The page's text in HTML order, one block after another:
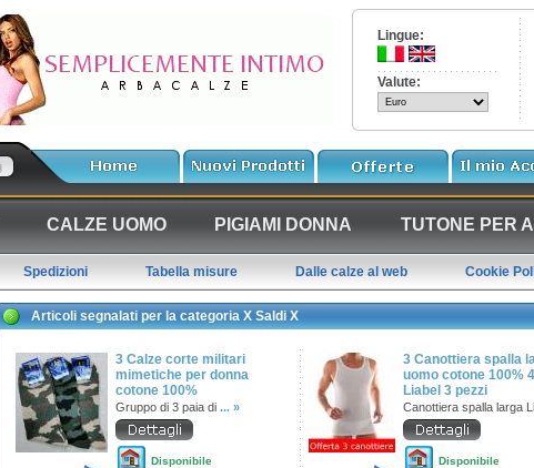
Lingue:
Valute:
CALZE UOMO PIGIAMI DONNA TUTONE PER
Spedizioni Tabella misure Dalle calze al web Cookie
Articoli segnalati per la categoria X Saldi X
3 Calze corte militari
mimetiche per donna
cotone 100%
Gruppo di 3 paia di ... »
Disponibile
3 Canottiera spalla
uomo cotone 100%
Liabel 3 pezzi
Canottiera spalla larga
Disponibile